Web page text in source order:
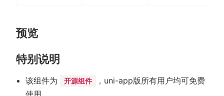
预览
特别说明
该组件为 开源组件
，uni-app版所有用户均可免费